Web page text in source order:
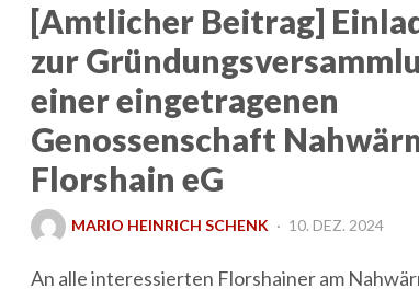
[Amtlicher Beitrag]
zur
einer eingetragenen
Genossenschaft
Florshain eG
MARIO HEINRICH SCHENK
POSTED
10. DEZ. 2024
An alle interessierten Florshainer am